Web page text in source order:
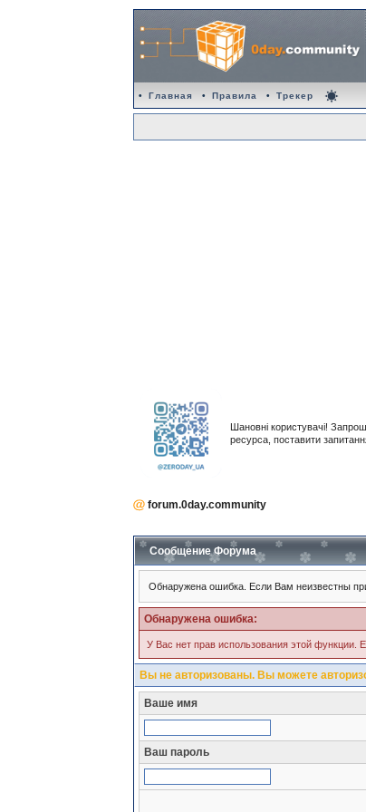
• Главная • Правила • Трекер
Шановні користувачі!
ресурса, поставити
forum.0day.community
Сообщение Форума
Обнаружена ошибка. Если Вам неизвестны
Обнаружена ошибка:
У Вас нет прав использования этой функции.
Вы не авторизованы. Вы можете
Ваше имя
Ваш пароль